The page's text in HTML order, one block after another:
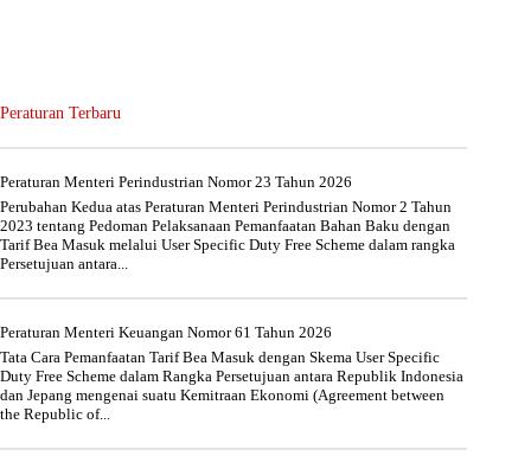
Peraturan Terbaru
Peraturan Menteri Perindustrian Nomor 23 Tahun 2026
Perubahan Kedua atas Peraturan Menteri Perindustrian Nomor 2 Tahun
2023 tentang Pedoman Pelaksanaan Pemanfaatan Bahan Baku dengan
Tarif Bea Masuk melalui User Specific Duty Free Scheme dalam rangka
Persetujuan antara...
Peraturan Menteri Keuangan Nomor 61 Tahun 2026
Tata Cara Pemanfaatan Tarif Bea Masuk dengan Skema User Specific
Duty Free Scheme dalam Rangka Persetujuan antara Republik Indonesia
dan Jepang mengenai suatu Kemitraan Ekonomi (Agreement between
the Republic of...